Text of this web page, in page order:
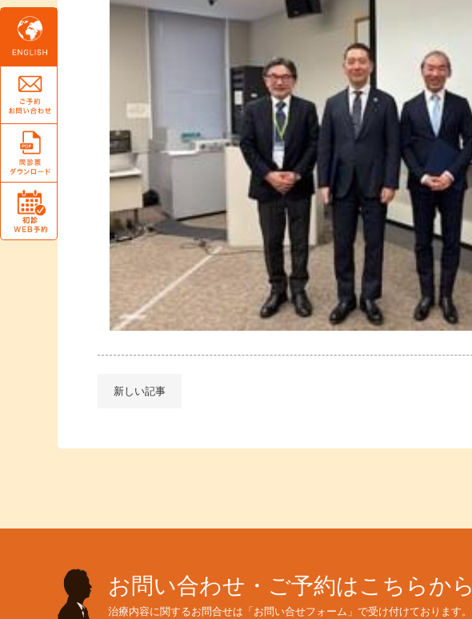
新しい記事
お問い合わせ・ご予約はこちらから
治療内容に関するお問合せは「お問い合せフォーム」で受け付けております。